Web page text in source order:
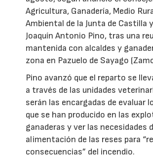
Agricultura, Ganadería, Medio
Ambiental de la Junta de Castilla
Joaquín Antonio Pino, tras una
mantenida con alcaldes y
zona en Pazuelo de Sayago
Pino avanzó que el reparto se
a través de las unidades
serán las encargadas de evaluar
que se han producido en las
ganaderas y ver las necesidades
alimentación de las reses para
consecuencias” del incendio.